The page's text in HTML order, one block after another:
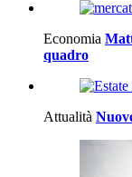
Economia
quadro
Attualità